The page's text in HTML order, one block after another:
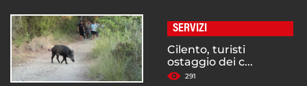
SERVIZI
Cilento, turisti
ostaggio dei c...
291